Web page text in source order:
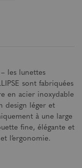
les lunettes
sont fabriquées
en acier inoxydable
design léger et
à une large
fine, élégante et
l’ergonomie.